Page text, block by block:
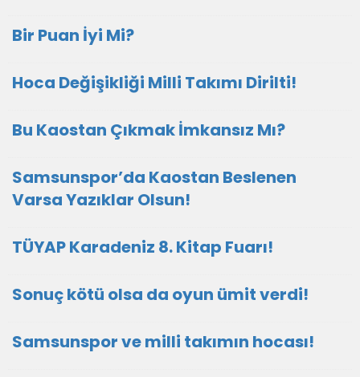
Bir Puan İyi Mi?
Hoca Değişikliği Milli Takımı Dirilti!
Bu Kaostan Çıkmak İmkansız Mı?
Samsunspor’da Kaostan Beslenen
Varsa Yazıklar Olsun!
TÜYAP Karadeniz 8. Kitap Fuarı!
Sonuç kötü olsa da oyun ümit verdi!
Samsunspor ve milli takımın hocası!